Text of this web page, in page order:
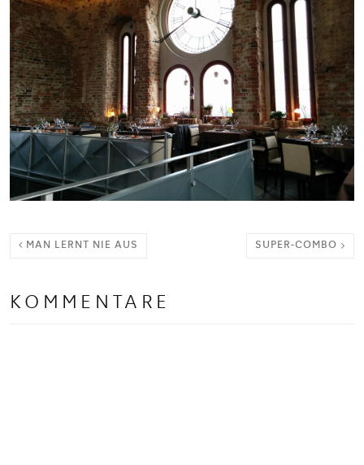
MAN LERNT NIE AUS SUPER-COMBO
KOMMENTARE